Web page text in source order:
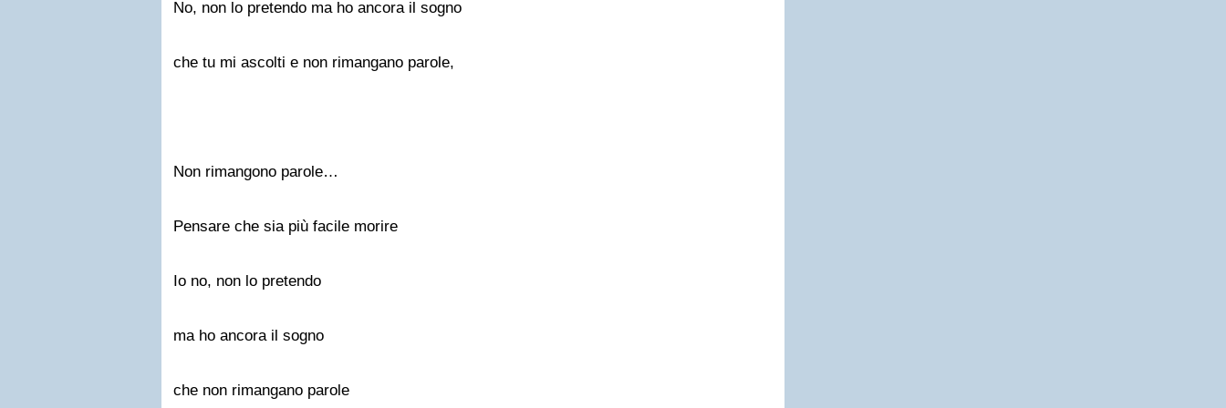
No, non lo pretendo ma ho ancora il sogno
che tu mi ascolti e non rimangano parole,
Non rimangono parole…
Pensare che sia più facile morire
Io no, non lo pretendo
ma ho ancora il sogno
che non rimangano parole